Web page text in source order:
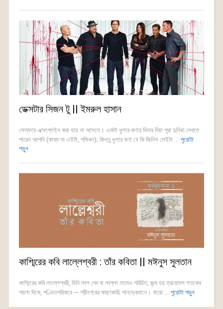
ডেক্সটার সিজন টু || ইমরুল হাসান
সেল্ফরে এক্সপ্লেইন করা যায় না আসলে। একটা ধুলার কণার ভিতর দিয়া পুরা দুনিয়া দেখতে
পারেন আপনি (কাব্য না এইটা, পসিবল); কিন্তু ধুলার কণা যে কি জিনিস সেইটা ... পুরোটা
পড়ুন
কাশ্মিরের কবি লাল্লেশ্বরী : তাঁর কবিতা || মঈনুস সুলতান
কাশ্মিরের কবি লাল্লেশ্বরী, যিনি লাল দেদ বা লাল্লা নামেও পরিচিত, জন্ম হয় ত্রয়োদশ শতকের
পয়লা দিকে, পণ্ডিতপরিবারে — শ্রীনগরের কাছাকাছি পানড্রেথানে। বারো ... পুরোটা পড়ুন